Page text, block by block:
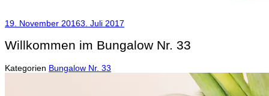
19. November 20163. Juli 2017
Willkommen im Bungalow Nr. 33
Kategorien Bungalow Nr. 33